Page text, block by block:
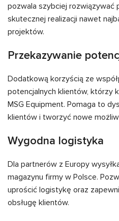
pozwala szybciej rozwiązywać
skutecznej realizacji nawet
projektów.
Przekazywanie
Dodatkową korzyścią ze
potencjalnych klientów, którzy
MSG Equipment. Pomaga to
klientów i tworzyć nowe
Wygodna logistyka
Dla partnerów z Europy
magazynu firmy w Polsce.
uprościć logistykę oraz
obsługę klientów.